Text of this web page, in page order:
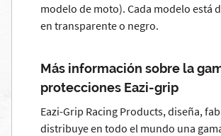
modelo de moto). Cada modelo está
en transparente o negro.
Más información sobre la
protecciones Eazi-grip
Eazi-Grip Racing Products, diseña,
distribuye en todo el mundo una